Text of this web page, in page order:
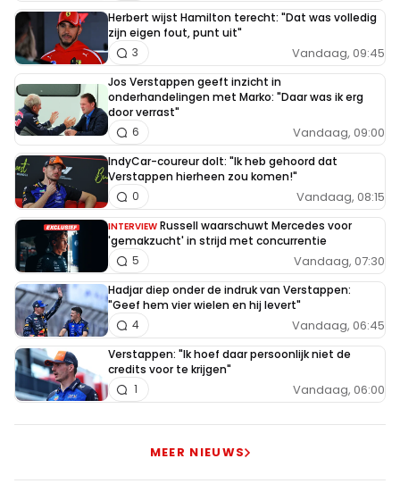
Herbert wijst Hamilton terecht: "Dat was volledig
zijn eigen fout, punt uit"
Vandaag, 09:45
3
Jos Verstappen geeft inzicht in
onderhandelingen met Marko: "Daar was ik erg
door verrast"
Vandaag, 09:00
6
IndyCar-coureur dolt: "Ik heb gehoord dat
Verstappen hierheen zou komen!"
Vandaag, 08:15
0
INTERVIEW Russell waarschuwt Mercedes voor
'gemakzucht' in strijd met concurrentie
Vandaag, 07:30
5
Hadjar diep onder de indruk van Verstappen:
"Geef hem vier wielen en hij levert"
Vandaag, 06:45
4
Verstappen: "Ik hoef daar persoonlijk niet de
credits voor te krijgen"
Vandaag, 06:00
1
MEER NIEUWS